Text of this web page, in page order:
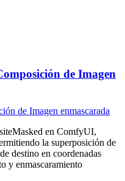
de Imagen
de Imagen enmascarada
en ComfyUI,
la superposición de
destino en coordenadas
y enmascaramiento